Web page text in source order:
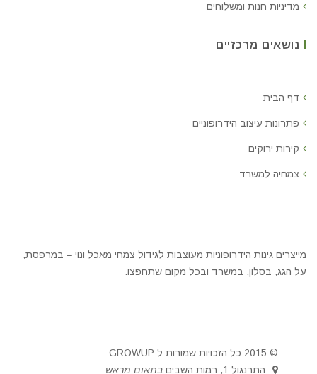
מדיניות חנות ומשלוחים
נושאים מרכזיים
דף הבית
פתרונות עיצוב הידרופוניים
קירות ירוקים
צמחיה למשרד
מייצרים גינות הידרופוניות מעוצבות לגידול צמחי מאכל ונוי – במרפסת,
על הגג, בסלון, במשרד ובכל מקום שתחפצו.
© 2015 כל הזכויות שמורות ל GROWUP
התרנגול 1, רמות השבים
בתאום מראש